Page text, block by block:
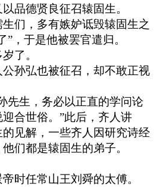
品德贤良征召辕固生。
们，多有嫉妒诋毁辕固生之
”，于是他被罢官遣归。
了。
孙弘也被征召，却不敢正视
先生，务必以正直的学问论
合世俗。”此后，齐人讲
的见解，一些齐人因研究诗经
们都是辕固生的弟子。
时任常山王刘舜的太傅。